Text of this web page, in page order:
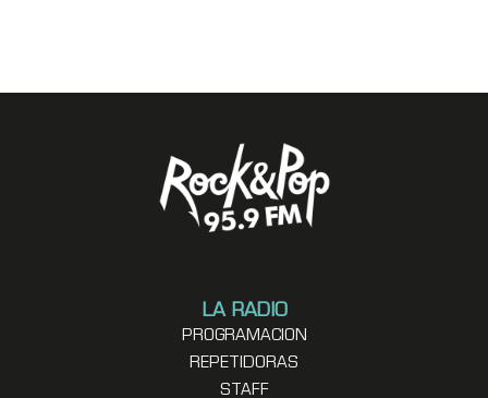
LA RADIO
PROGRAMACION
REPETIDORAS
STAFF